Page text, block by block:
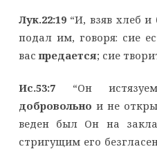
Лук.22:19“И, взяв хлеб и
подал им, говоря: сие
васпредается; сие
Ис.53:7“Он
добровольно и не
веден был Он на
стригущим его